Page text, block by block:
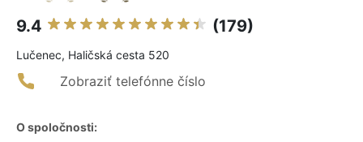
9.4 (179)
Lučenec, Haličská cesta 520
Zobraziť telefónne číslo
O spoločnosti: